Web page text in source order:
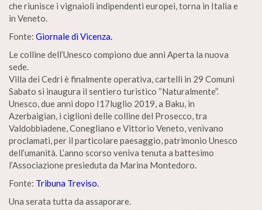
che riunisce i vignaioli indipendenti europei, torna in Italia e
in Veneto.
Fonte: Giornale di Vicenza.
Le colline dell’Unesco compiono due anni Aperta la nuova
sede.
Villa dei Cedri è finalmente operativa, cartelli in 29 Comuni
Sabato si inaugura il sentiero turistico “Naturalmente”.
Unesco, due anni dopo I17luglio 2019, a Baku, in
Azerbaigian, i ciglioni delle colline del Prosecco, tra
Valdobbiadene, Conegliano e Vittorio Veneto, venivano
proclamati, per il particolare paesaggio, patrimonio Unesco
dell’umanità. L’anno scorso veniva tenuta a battesimo
l’Associazione presieduta da Marina Montedoro.
Fonte: Tribuna Treviso.
Una serata tutta da assaporare.